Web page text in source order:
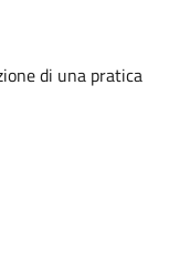
di una pratica